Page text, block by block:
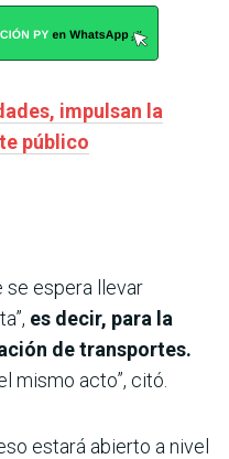
impulsan la
público
se espera llevar
es decir, para la
de transportes.
mismo acto”, citó.
estará abierto a nivel